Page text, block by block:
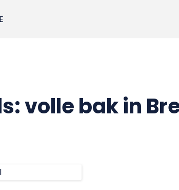
volle bak in